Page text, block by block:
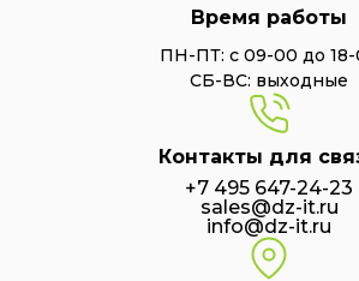
Время работы
ПН-ПТ: с 09-00 до
СБ-ВС: выходные
Контакты для
+7 495 647-24-23
sales@dz-it.ru
info@dz-it.ru